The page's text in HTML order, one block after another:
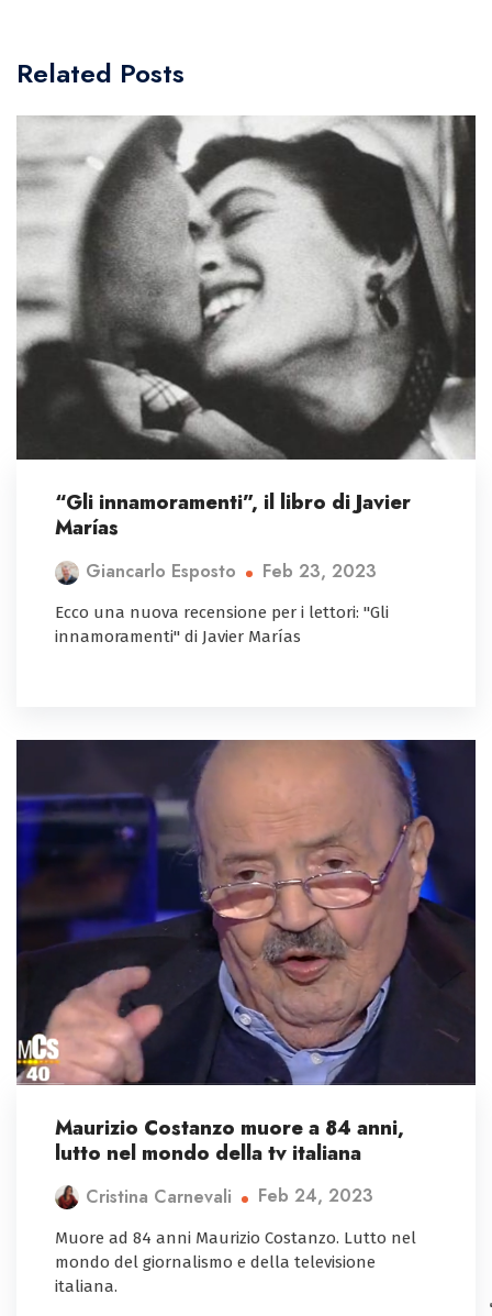
Related Posts
“Gli innamoramenti”, il libro di Javier
Marías
Giancarlo Esposto Feb 23, 2023
Ecco una nuova recensione per i lettori: "Gli
innamoramenti" di Javier Marías
Maurizio Costanzo muore a 84 anni,
lutto nel mondo della tv italiana
Cristina Carnevali Feb 24, 2023
Muore ad 84 anni Maurizio Costanzo. Lutto nel
mondo del giornalismo e della televisione
italiana.